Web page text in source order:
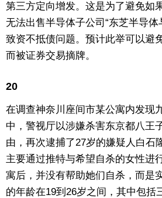
第三方定向增发。这是为了避免如
无法出售半导体子公司“东芝半导体
致资不抵债问题。预计此举可以避
而被证券交易摘牌。
20
在调查神奈川座间市某公寓内发现
中，警视厅以涉嫌杀害东京都八王
由，再次逮捕了27岁的嫌疑人白石
主要通过推特与希望自杀的女性进
寓后，并没有帮助她们自杀，而是
的年龄在19到26岁之间，其中包括